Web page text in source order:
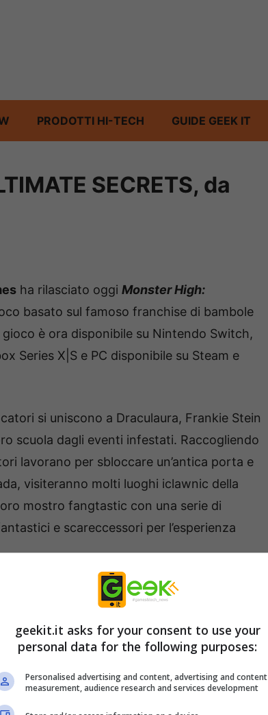
PRODOTTI HI-TECH GUIDE GEEK IT
SECRETS, da
ha rilasciato oggi Monster High:
basato sul famoso franchise di bambole
è ora disponibile su Nintendo Switch,
Series X|S e PC disponibile su Steam e
si uniscono a Draculaura, Frankie Stein
scuola dagli eventi infestati. Raccogliendo
lavorano per sbloccare un’antica porta e
visiteranno molti luoghi iclawnic della
mostro fangtastic con una serie di
e scareccessori per l’esperienza
geekit.it asks for your consent to use your
personal data for the following purposes:
Personalised advertising and content, advertising and content
measurement, audience research and services development